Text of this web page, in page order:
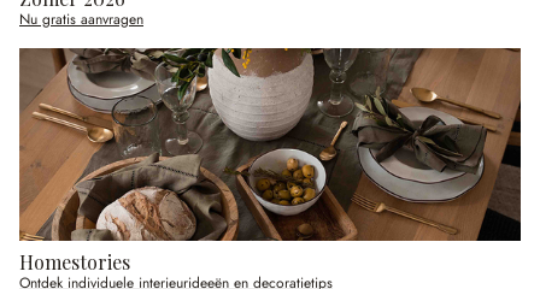
Nu gratis aanvragen
Homestories
Ontdek individuele interieurideeën en decoratietips